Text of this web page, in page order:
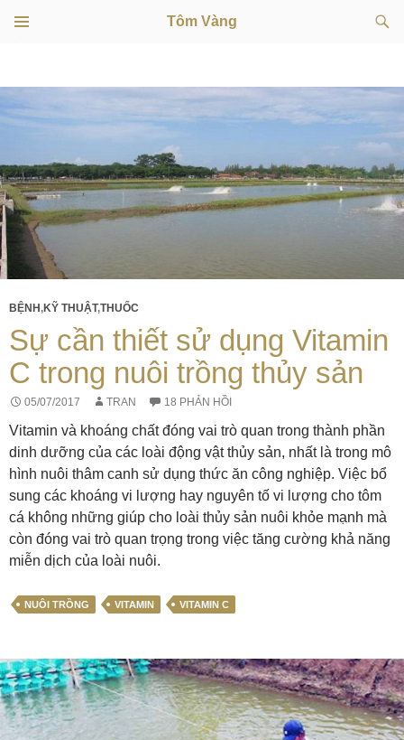
Tôm Vàng
kiếm
DUNG
BỆNH ,KỸ THUẬT,THUỐC
Sự cần thiết sử dụng Vitamin
C trong nuôi trồng thủy sản
05/07/2017 TRAN 18 PHẢN HỒI
Vitamin và khoáng chất đóng vai trò quan trong thành phần
dinh dưỡng của các loài động vật thủy sản, nhất là trong mô
hình nuôi thâm canh sử dụng thức ăn công nghiệp. Việc bổ
sung các khoáng vi lượng hay nguyên tố vi lượng cho tôm
cá không những giúp cho loài thủy sản nuôi khỏe mạnh mà
còn đóng vai trò quan trọng trong việc tăng cường khả năng
miễn dịch của loài nuôi.
NUÔI TRỒNG VITAMIN VITAMIN C